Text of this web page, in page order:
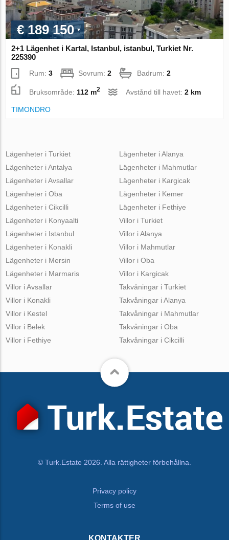
€ 189 150
2+1 Lägenhet i Kartal, Istanbul, istanbul, Turkiet Nr.
225390
Rum:3 Sovrum:2 Badrum:2
Bruksområde: 112 m2 Avstånd till havet:2 km
TIMONDRO
Lägenheter i Turkiet
Lägenheter i Antalya
Lägenheter i Avsallar
Lägenheter i Oba
Lägenheter i Cikcilli
Lägenheter i Alanya
Lägenheter i Mahmutlar
Lägenheter i Kargicak
Lägenheter i Kemer
Lägenheter i Fethiye
Lägenheter i Konyaalti
Lägenheter i Istanbul
Lägenheter i Konakli
Lägenheter i Mersin
Lägenheter i Marmaris
Villor i Turkiet
Villor i Alanya
Villor i Mahmutlar
Villor i Oba
Villor i Kargicak
Villor i Avsallar
Villor i Konakli
Villor i Kestel
Villor i Belek
Villor i Fethiye
Takvåningar i Turkiet
Takvåningar i Alanya
Takvåningar i Mahmutlar
Takvåningar i Oba
Takvåningar i Cikcilli
© Turk.Estate 2026. Alla rättigheter förbehållna.
Privacy policy
Terms of use